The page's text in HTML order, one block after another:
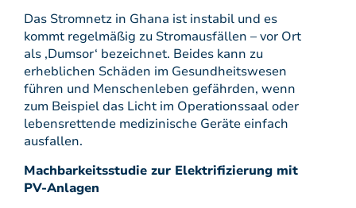
Das Stromnetz in Ghana ist instabil und es
kommt regelmäßig zu Stromausfällen – vor Ort
als ‚Dumsor‘ bezeichnet. Beides kann zu
erheblichen Schäden im Gesundheitswesen
führen und Menschenleben gefährden, wenn
zum Beispiel das Licht im Operationssaal oder
lebensrettende medizinische Geräte einfach
ausfallen.
Machbarkeitsstudie zur Elektrifizierung mit
PV-Anlagen